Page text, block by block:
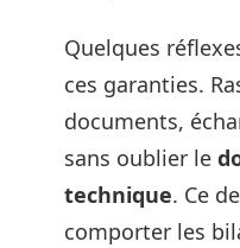
Quelques
ces garanties.
documents,
sans oublier le
technique. Ce
comporter les